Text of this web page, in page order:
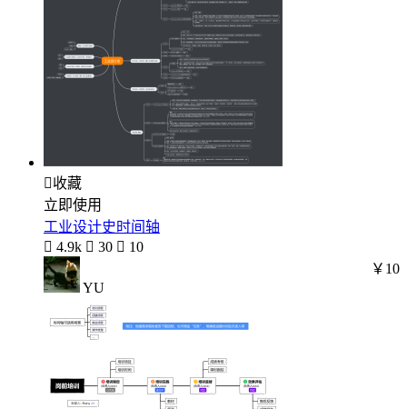
收藏
立即使用
工业设计史时间轴
 4.9k  30  10
YU
￥10